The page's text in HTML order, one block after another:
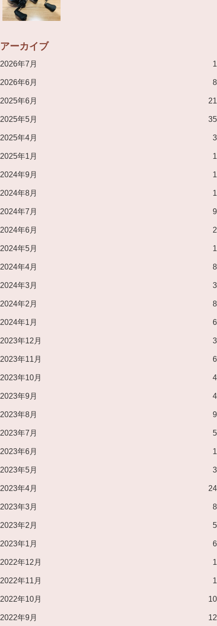
アーカイブ
2026年7月 1
2026年6月 8
2025年6月 21
2025年5月 35
2025年4月 3
2025年1月 1
2024年9月 1
2024年8月 1
2024年7月 9
2024年6月 2
2024年5月 1
2024年4月 8
2024年3月 3
2024年2月 8
2024年1月 6
2023年12月 3
2023年11月 6
2023年10月 4
2023年9月 4
2023年8月 9
2023年7月 5
2023年6月 1
2023年5月 3
2023年4月 24
2023年3月 8
2023年2月 5
2023年1月 6
2022年12月 1
2022年11月 1
2022年10月 10
2022年9月 12